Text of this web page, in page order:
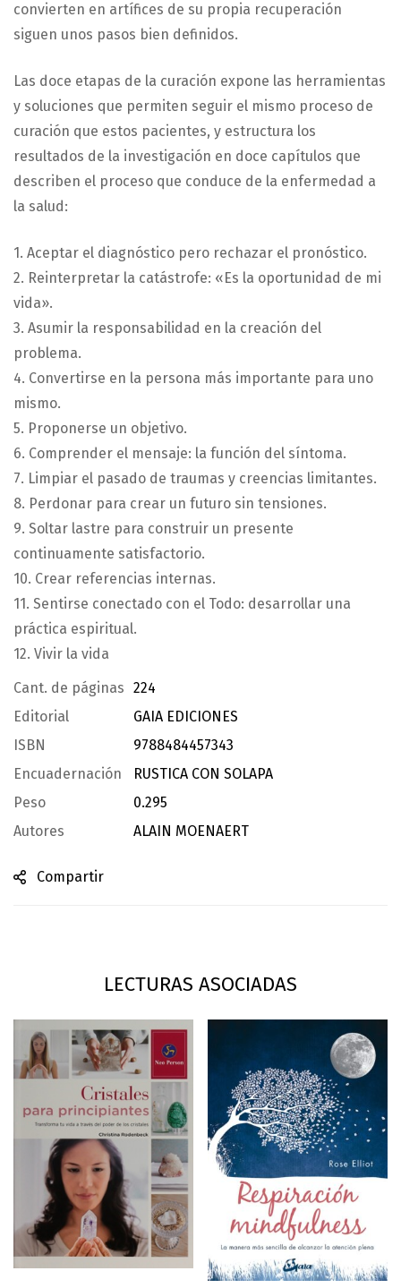
convierten en artífices de su propia recuperación
siguen unos pasos bien definidos.
Las doce etapas de la curación expone las herramientas
y soluciones que permiten seguir el mismo proceso de
curación que estos pacientes, y estructura los
resultados de la investigación en doce capítulos que
describen el proceso que conduce de la enfermedad a
la salud:
1. Aceptar el diagnóstico pero rechazar el pronóstico.
2. Reinterpretar la catástrofe: «Es la oportunidad de mi
vida».
3. Asumir la responsabilidad en la creación del
problema.
4. Convertirse en la persona más importante para uno
mismo.
5. Proponerse un objetivo.
6. Comprender el mensaje: la función del síntoma.
7. Limpiar el pasado de traumas y creencias limitantes.
8. Perdonar para crear un futuro sin tensiones.
9. Soltar lastre para construir un presente
continuamente satisfactorio.
10. Crear referencias internas.
11. Sentirse conectado con el Todo: desarrollar una
práctica espiritual.
12. Vivir la vida
Cant. de páginas 224
Editorial
GAIA EDICIONES
ISBN
9788484457343
Encuadernación
RUSTICA CON SOLAPA
Peso
0.295
Autores
ALAIN MOENAERT
Compartir
LECTURAS ASOCIADAS